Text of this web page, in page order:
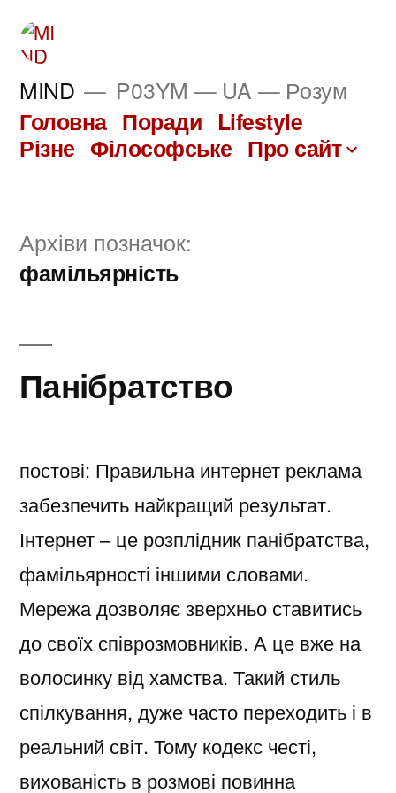
Перейти
вмісту
MIND P03YM — UA — Розум
Головна Поради Lifestyle
Різне Філософське Про сайт
Архіви позначок:
фамільярність
Панібратство
постові: Правильна интернет реклама
забезпечить найкращий результат.
Інтернет – це розплідник панібратства,
фамільярності іншими словами.
Мережа дозволяє зверхньо ставитись
до своїх співрозмовників. А це вже на
волосинку від хамства. Такий стиль
спілкування, дуже часто переходить і в
реальний світ. Тому кодекс честі,
вихованість в розмові повинна